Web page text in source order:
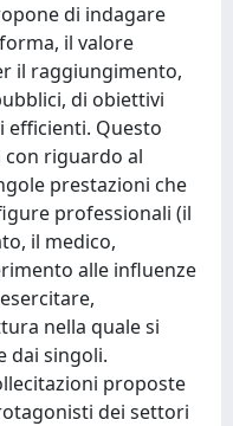
di indagare
il valore
il raggiungimento,
di obiettivi
Questo
riguardo al
prestazioni che
professionali (il
il medico,
alle influenze
nella quale si
dai singoli.
proposte
dei settori